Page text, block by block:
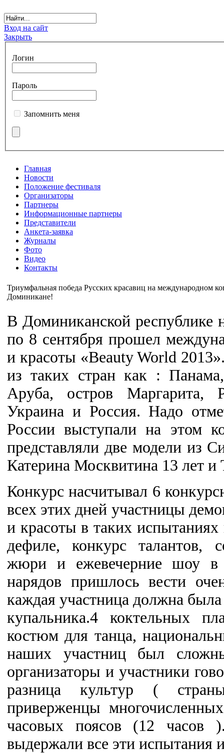
Вход на сайт
Закрыть
Логин
Пароль
Запомнить меня
Главная
Новости
Положение фестиваля
Организаторы
Партнеры
Информационные партнеры
Представители
Анкета-заявка
Журналы
Фото
Видео
Контакты
Триумфальная победа Русских красавиц на международном
Доминикане!
В Доминиканской республике
по 8 сентября прошел
и красоты «Beauty World
из таких стран как :
Аруба, остров Маргарита,
Украина и Россия. Надо
России выступали на этом
представляли две модели из
Катерина Москвитина 13 лет и
Конкурс насчитывал 6
всех этих дней участницы
и красоты в таких
дефиле, конкурс талантов,
жюри и ежевечерние шоу
нарядов пришлось вести
каждая участница должна
купальника.4 коктельных
костюм для танца,
наших участниц был
организаторы и участники
разница культур (
приверженцы
часовых поясов (12
выдержали все эти испытания